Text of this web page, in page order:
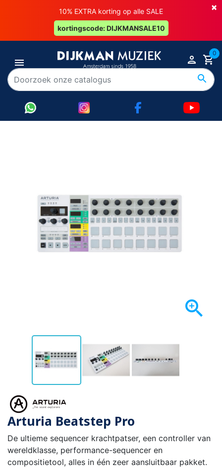
×
10% EXTRA korting op alle SALE
kortingscode: DIJKMANSALE10
0

Arturia Beatstep Pro
De ultieme sequencer krachtpatser, een controller van
wereldklasse, performance-sequencer en
compositietool, alles in één zeer aansluitbaar pakket.